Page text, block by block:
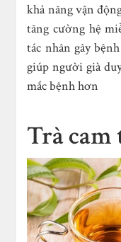
khả năng vận
tăng cường hệ
tác nhân gây
giúp người già
mắc bệnh hơn
Trà cam